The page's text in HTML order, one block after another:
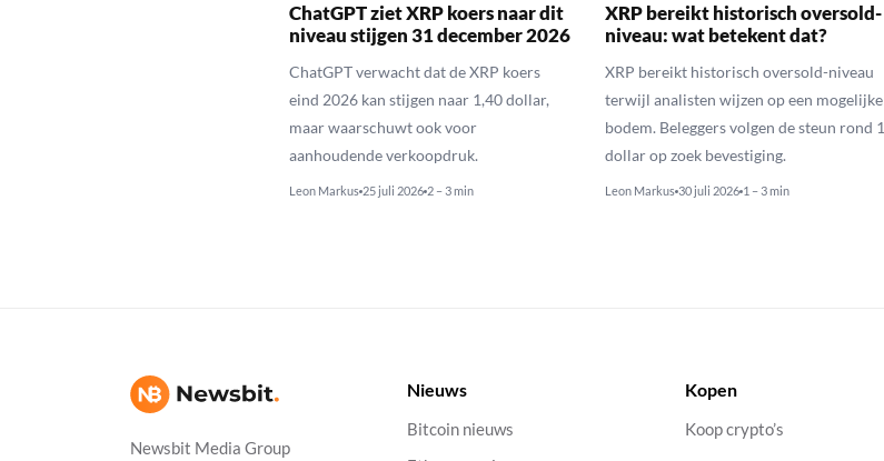
ChatGPT ziet XRP koers naar dit
niveau stijgen 31 december 2026
ChatGPT verwacht dat de XRP koers
eind 2026 kan stijgen naar 1,40 dollar,
maar waarschuwt ook voor
aanhoudende verkoopdruk.
Leon Markus 25 juli 2026 2 – 3 min
XRP bereikt historisch oversold-
niveau: wat betekent dat?
XRP bereikt historisch oversold-niveau
terwijl analisten wijzen op een mogelijke
bodem. Beleggers volgen de steun rond 1
dollar op zoek bevestiging.
Leon Markus 30 juli 2026 1 – 3 min
Newsbit Media Group
Nieuws
Bitcoin nieuws
Kopen
Koop crypto’s